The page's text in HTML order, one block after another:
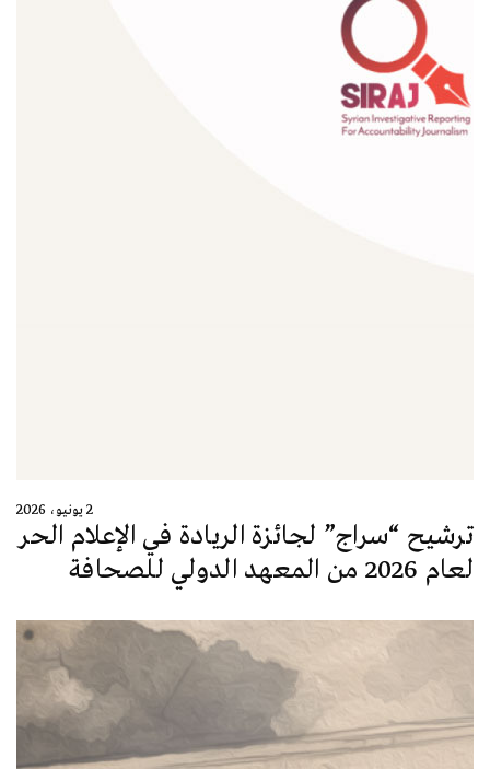
2 يونيو، 2026
ترشيح “سراج” لجائزة الريادة في الإعلام الحر
لعام 2026 من المعهد الدولي للصحافة